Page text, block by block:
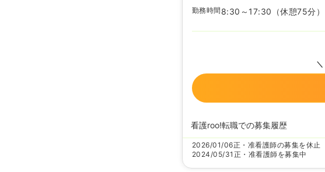
勤務時間 8:30～17:30 （休憩75分）
看護roo!転職での募集履歴
2026/01/06正・准看護師の募集を休止
2024/05/31 正・准看護師を募集中